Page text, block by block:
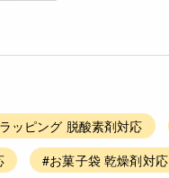
ッピング 脱酸素剤対応
#お菓子袋 乾燥剤対応